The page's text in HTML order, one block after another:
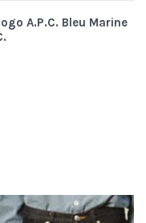
A.P.C. Bleu Marine